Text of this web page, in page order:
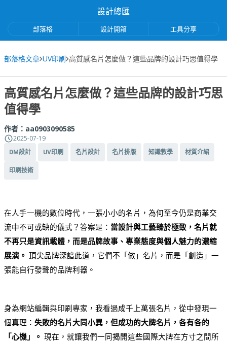
設計總匯
部落格 設計開箱 工具分享
部落格文章 UV印刷 高質感名片怎麼做？這些品牌的設計巧思值得學
高質感名片怎麼做？這些品牌的設計巧思
值得學
作者： aa0903090585
2025-07-19
DM設計 UV印刷 名片設計 名片排版 知識教學 材質介紹
印刷技術
在人手一機的數位時代，一張小小的名片，為何至今仍是商業交
流中不可或缺的儀式？答案是： 當設計與工藝臻於極致，名片就
不再只是資訊載體，而是品牌故事、專業態度與個人魅力的濃縮
展演。
頂尖品牌深諳此道，它們不「做」名片，而是「創造」一
張能自行發聲的品牌利器。
身為網站編輯與印刷專家，我看過成千上萬張名片，從中發現一
個真理： 失敗的名片大同小異，但成功的大牌名片，各有各的
「心機」。 現在，就讓我們一同揭開這些國際大牌在方寸之間所